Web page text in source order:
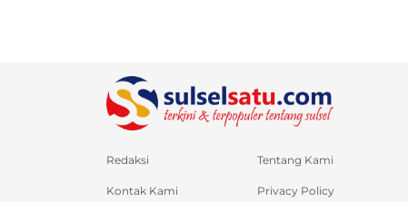
Redaksi Tentang Kami
Kontak Kami Privacy Policy